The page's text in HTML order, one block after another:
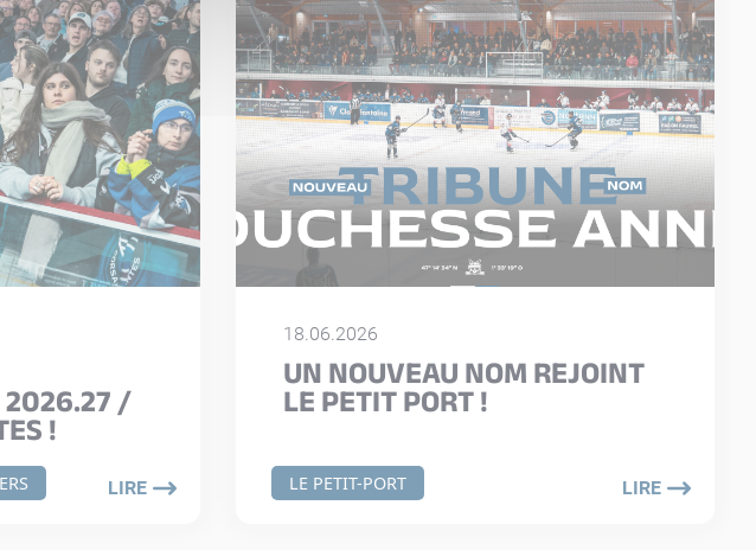
2026.27 /
!
LIRE LE PETIT-PORT
18.06.2026
UN NOUVEAU NOM REJOINT
LE PETIT PORT !
LIRE